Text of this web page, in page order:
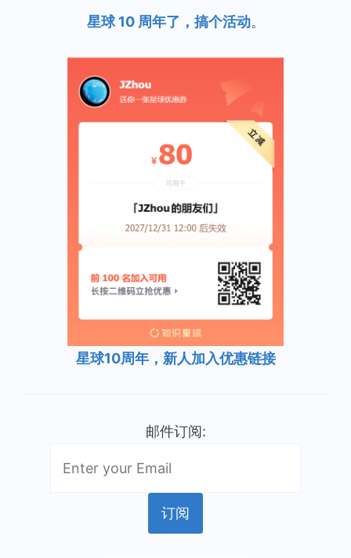
星球 10 周年了，搞个活动。
星球10周年，新人加入优惠链接
邮件订阅: